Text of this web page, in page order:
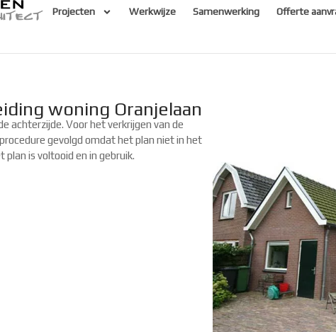
Projecten Werkwijze Samenwerking Offerte
woning Oranjelaan
achterzijde. Voor het verkrijgen van de
gevolgd omdat het plan niet in het
is voltooid en in gebruik.